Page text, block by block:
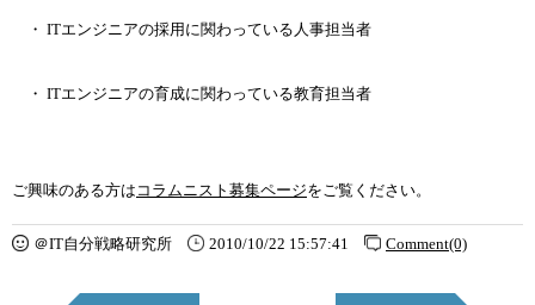
・ ITエンジニアの採用に関わっている人事担当者
・ ITエンジニアの育成に関わっている教育担当者
ご興味のある方は コラムニスト募集ページをご覧ください。
＠IT自分戦略研究所 2010/10/22 15:57:41 Comment(0)